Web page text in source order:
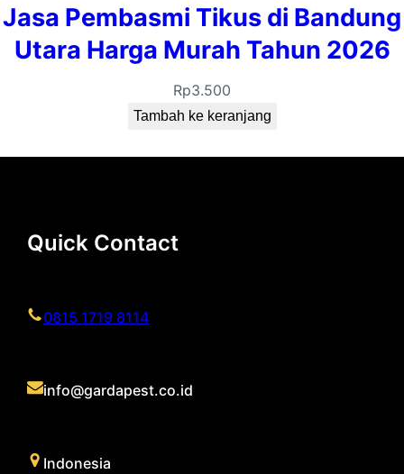
Jasa Pembasmi Tikus di Bandung
Utara Harga Murah Tahun 2026
Rp3.500
Tambah ke keranjang
Quick Contact
0815 1719 8114
info@gardapest.co.id
Indonesia